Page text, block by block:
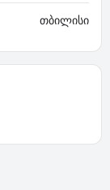
თბილისი